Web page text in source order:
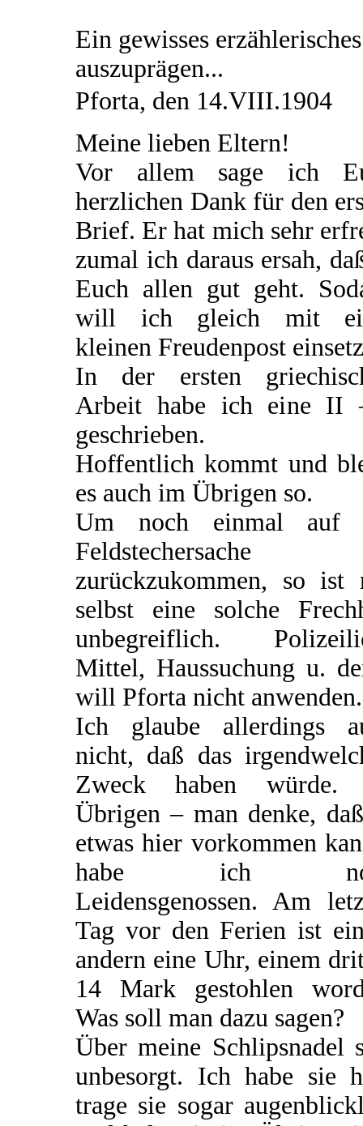
Ein gewisses
auszuprägen...
Pforta, den 14.VIII.1904
Meine lieben Eltern!
Vor allem sage ich
herzlichen Dank für den
Brief. Er hat mich sehr
zumal ich daraus ersah,
Euch allen gut geht.
will ich gleich mit
kleinen Freudenpost
In der ersten
Arbeit habe ich eine II
geschrieben.
Hoffentlich kommt und
es auch im Übrigen so.
Um noch einmal auf
Feldstechersache
zurückzukommen, so ist
selbst eine solche
unbegreiflich.
Mittel, Haussuchung u.
will Pforta nicht anwenden.
Ich glaube allerdings
nicht, daß das
Zweck haben würde.
Übrigen – man denke,
etwas hier vorkommen
habe ich
Leidensgenossen. Am
Tag vor den Ferien ist
andern eine Uhr, einem
14 Mark gestohlen
Was soll man dazu sagen?
Über meine Schlipsnadel
unbesorgt. Ich habe sie
trage sie sogar